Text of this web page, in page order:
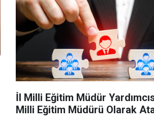
İl Milli Eğitim Müdür
Milli Eğitim Müdürü Olarak